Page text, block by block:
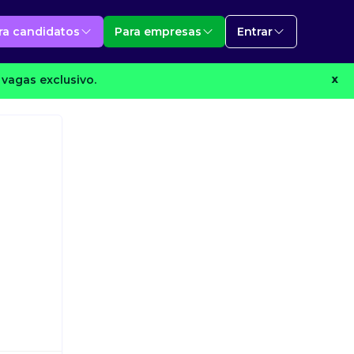
candidatos Para empresas Entrar
exclusivo. X